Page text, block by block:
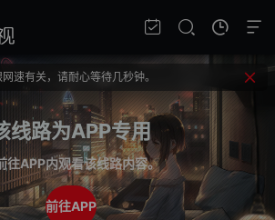
新刷新页面，或者切换线路。
速有关，请耐心等待几秒钟。
频中的广告，谨防上当受骗!
线路为APP专用
往APP内观看该线路内容。
前往APP